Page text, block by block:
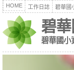
HOME 工作日誌 碧華國
碧
碧華國小